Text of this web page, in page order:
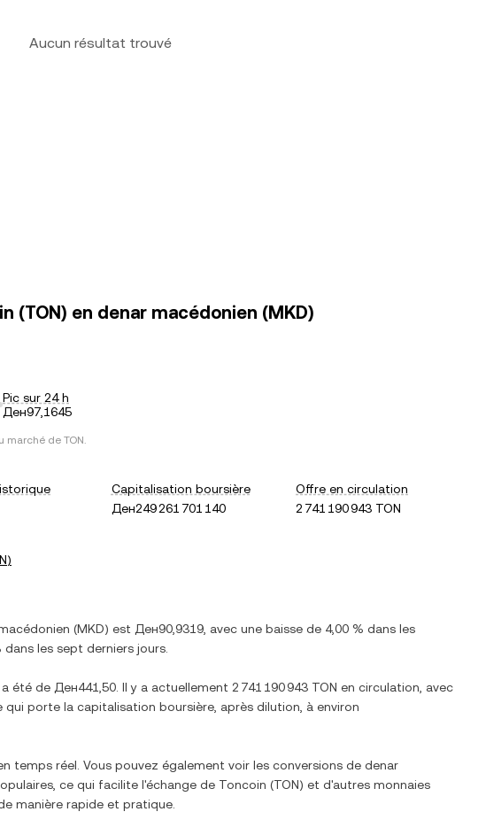
Aucun résultat trouvé
en denar macédonien (MKD)
Pic sur 24 h
Ден97,1645
marché de TON.
Capitalisation boursière
Ден249 261 701 140
Offre en circulation
2 741 190 943 TON
)
(MKD) est Ден90,9319 , avec une baisse de 4,00 % dans les
dans les sept derniers jours.
a été de Ден441,50 . Il y a actuellement 2 741 190 943 TON en circulation, avec
qui porte la capitalisation boursière, après dilution, à environ
temps réel. Vous pouvez également voir les conversions de denar
ce qui facilite l'échange de Toncoin (TON) et d'autres monnaies
manière rapide et pratique.